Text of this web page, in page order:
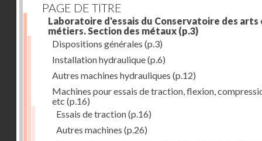
PAGE DE TITRE
Laboratoire d'essais du Conservatoire des arts
métiers. Section des métaux (p.3)
Dispositions générales (p.3)
Installation hydraulique(p.6)
Autres machines hydrauliques (p.12)
Machines pour essais de traction, flexion,
etc (p.16)
Essais de traction(p.16)
Autres machines (p.26)